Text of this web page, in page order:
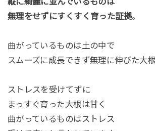
無理をせずにすくすく育った証拠。
曲がっているものは土の中で
スムーズに成長できず無理に伸びた大根
ストレスを受けてずに
まっすぐ育った大根は甘く
曲がっているものはストレス